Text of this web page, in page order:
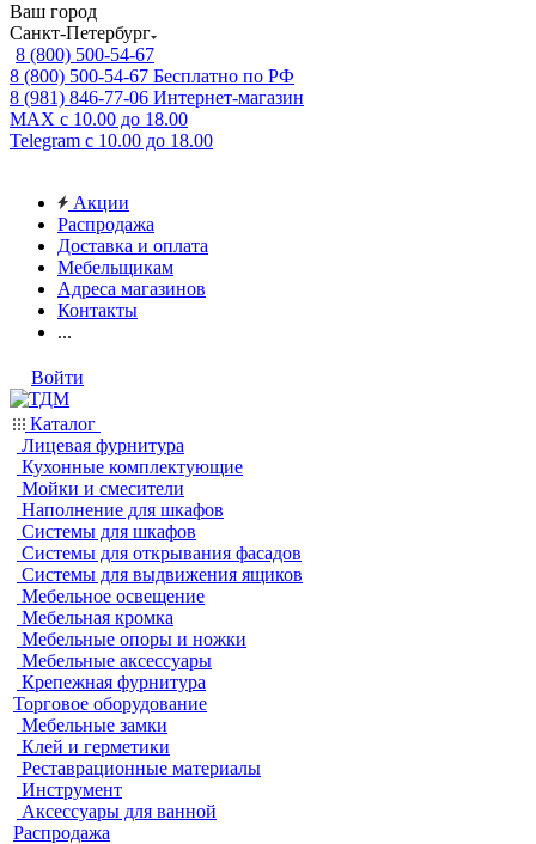
Ваш город
Санкт-Петербург
8 (800) 500-54-67
8 (800) 500-54-67 Бесплатно по РФ
8 (981) 846-77-06 Интернет-магазин
MAX с 10.00 до 18.00
Telegram с 10.00 до 18.00
Акции
Распродажа
Доставка и оплата
Мебельщикам
Адреса магазинов
Контакты
...
Войти
Каталог
Лицевая фурнитура
Кухонные комплектующие
Мойки и смесители
Наполнение для шкафов
Системы для шкафов
Системы для открывания фасадов
Системы для выдвижения ящиков
Мебельное освещение
Мебельная кромка
Мебельные опоры и ножки
Мебельные аксессуары
Крепежная фурнитура
Торговое оборудование
Мебельные замки
Клей и герметики
Реставрационные материалы
Инструмент
Аксессуары для ванной
Распродажа